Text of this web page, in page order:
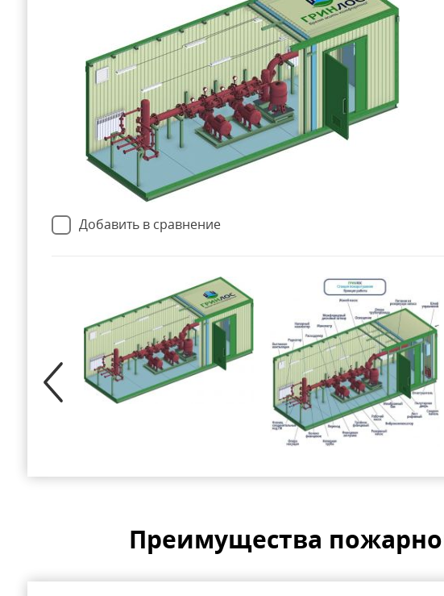
Добавить в сравнение
Преимущества